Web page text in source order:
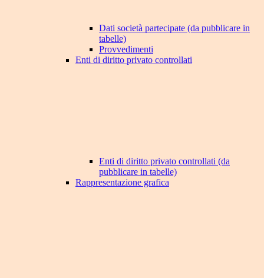
Dati società partecipate (da pubblicare in
tabelle)
Provvedimenti
Enti di diritto privato controllati
Enti di diritto privato controllati (da
pubblicare in tabelle)
Rappresentazione grafica